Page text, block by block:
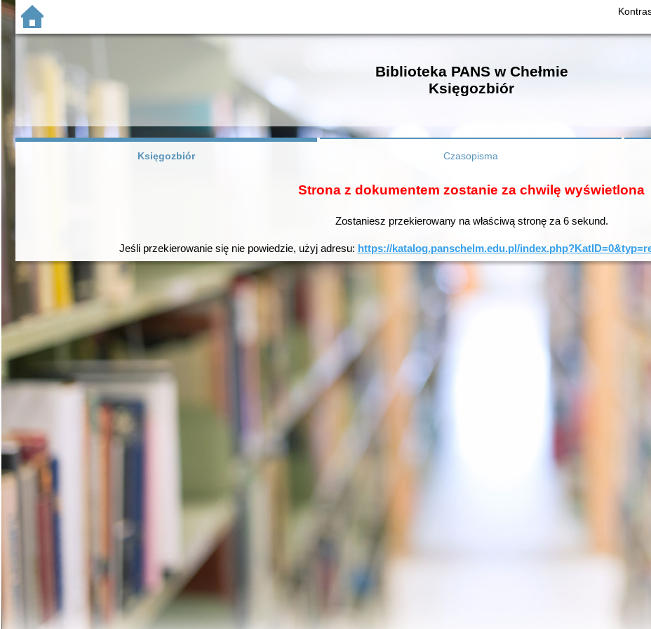
Biblioteka PANS w Chełmie
Księgozbiór
Księgozbiór Czasopisma
Strona z dokumentem zostanie za chwilę wyświetlona
Zostaniesz przekierowany na właściwą stronę za 6sekund.
Jeśli przekierowanie się nie powiedzie, użyj adresu: https://katalog.panschelm.edu.pl/